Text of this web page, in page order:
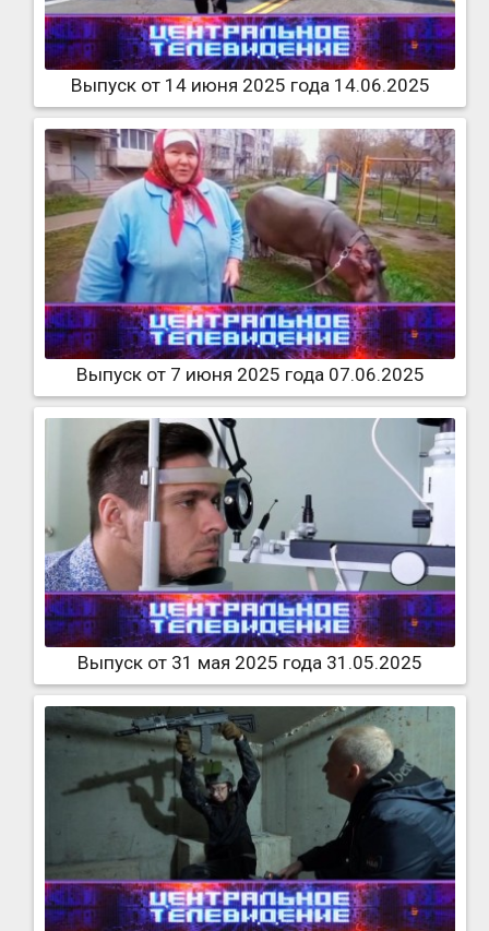
Выпуск от 14 июня 2025 года 14.06.2025
Выпуск от 7 июня 2025 года 07.06.2025
Выпуск от 31 мая 2025 года 31.05.2025